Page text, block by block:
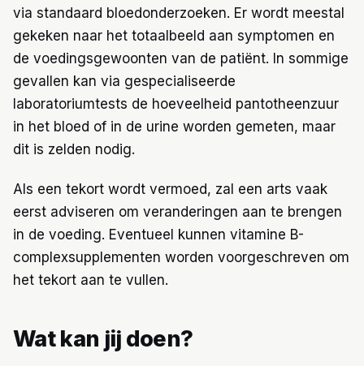
via standaard bloedonderzoeken. Er wordt meestal
gekeken naar het totaalbeeld aan symptomen en
de voedingsgewoonten van de patiënt. In sommige
gevallen kan via gespecialiseerde
laboratoriumtests de hoeveelheid pantotheenzuur
in het bloed of in de urine worden gemeten, maar
dit is zelden nodig.
Als een tekort wordt vermoed, zal een arts vaak
eerst adviseren om veranderingen aan te brengen
in de voeding. Eventueel kunnen vitamine B-
complexsupplementen worden voorgeschreven om
het tekort aan te vullen.
Wat kan jij doen?